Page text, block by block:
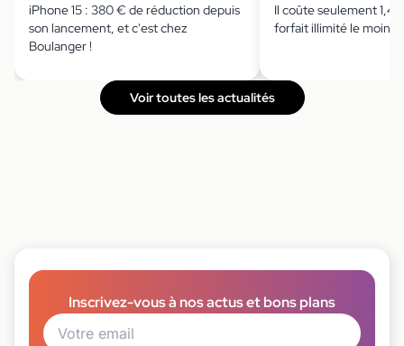
iPhone 15 : 380 € de réduction depuis
son lancement, et c'est chez
Boulanger !
Il coûte seulement
forfait illimité le moins
Voir toutes les actualités
Inscrivez-vous à nos actus et bons plans